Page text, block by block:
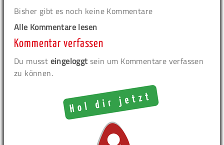
Bisher gibt es noch keine Kommentare
Alle Kommentare lesen
Kommentar verfassen
Du musst eingeloggt sein um Kommentare verfassen
zu können.